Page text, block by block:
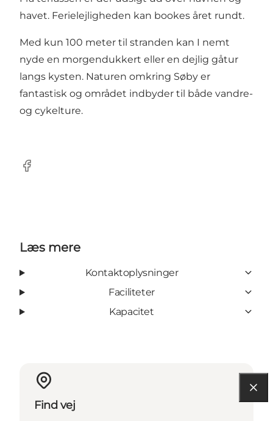
havet. Ferielejligheden kan bookes året rundt.
Med kun 100 meter til stranden kan I nemt
nyde en morgendukkert eller en dejlig gåtur
langs kysten. Naturen omkring Søby er
fantastisk og området indbyder til både vandre-
og cykelture.
Facebook
Læs mere
Kontaktoplysninger
Faciliteter
Kapacitet
Find vej